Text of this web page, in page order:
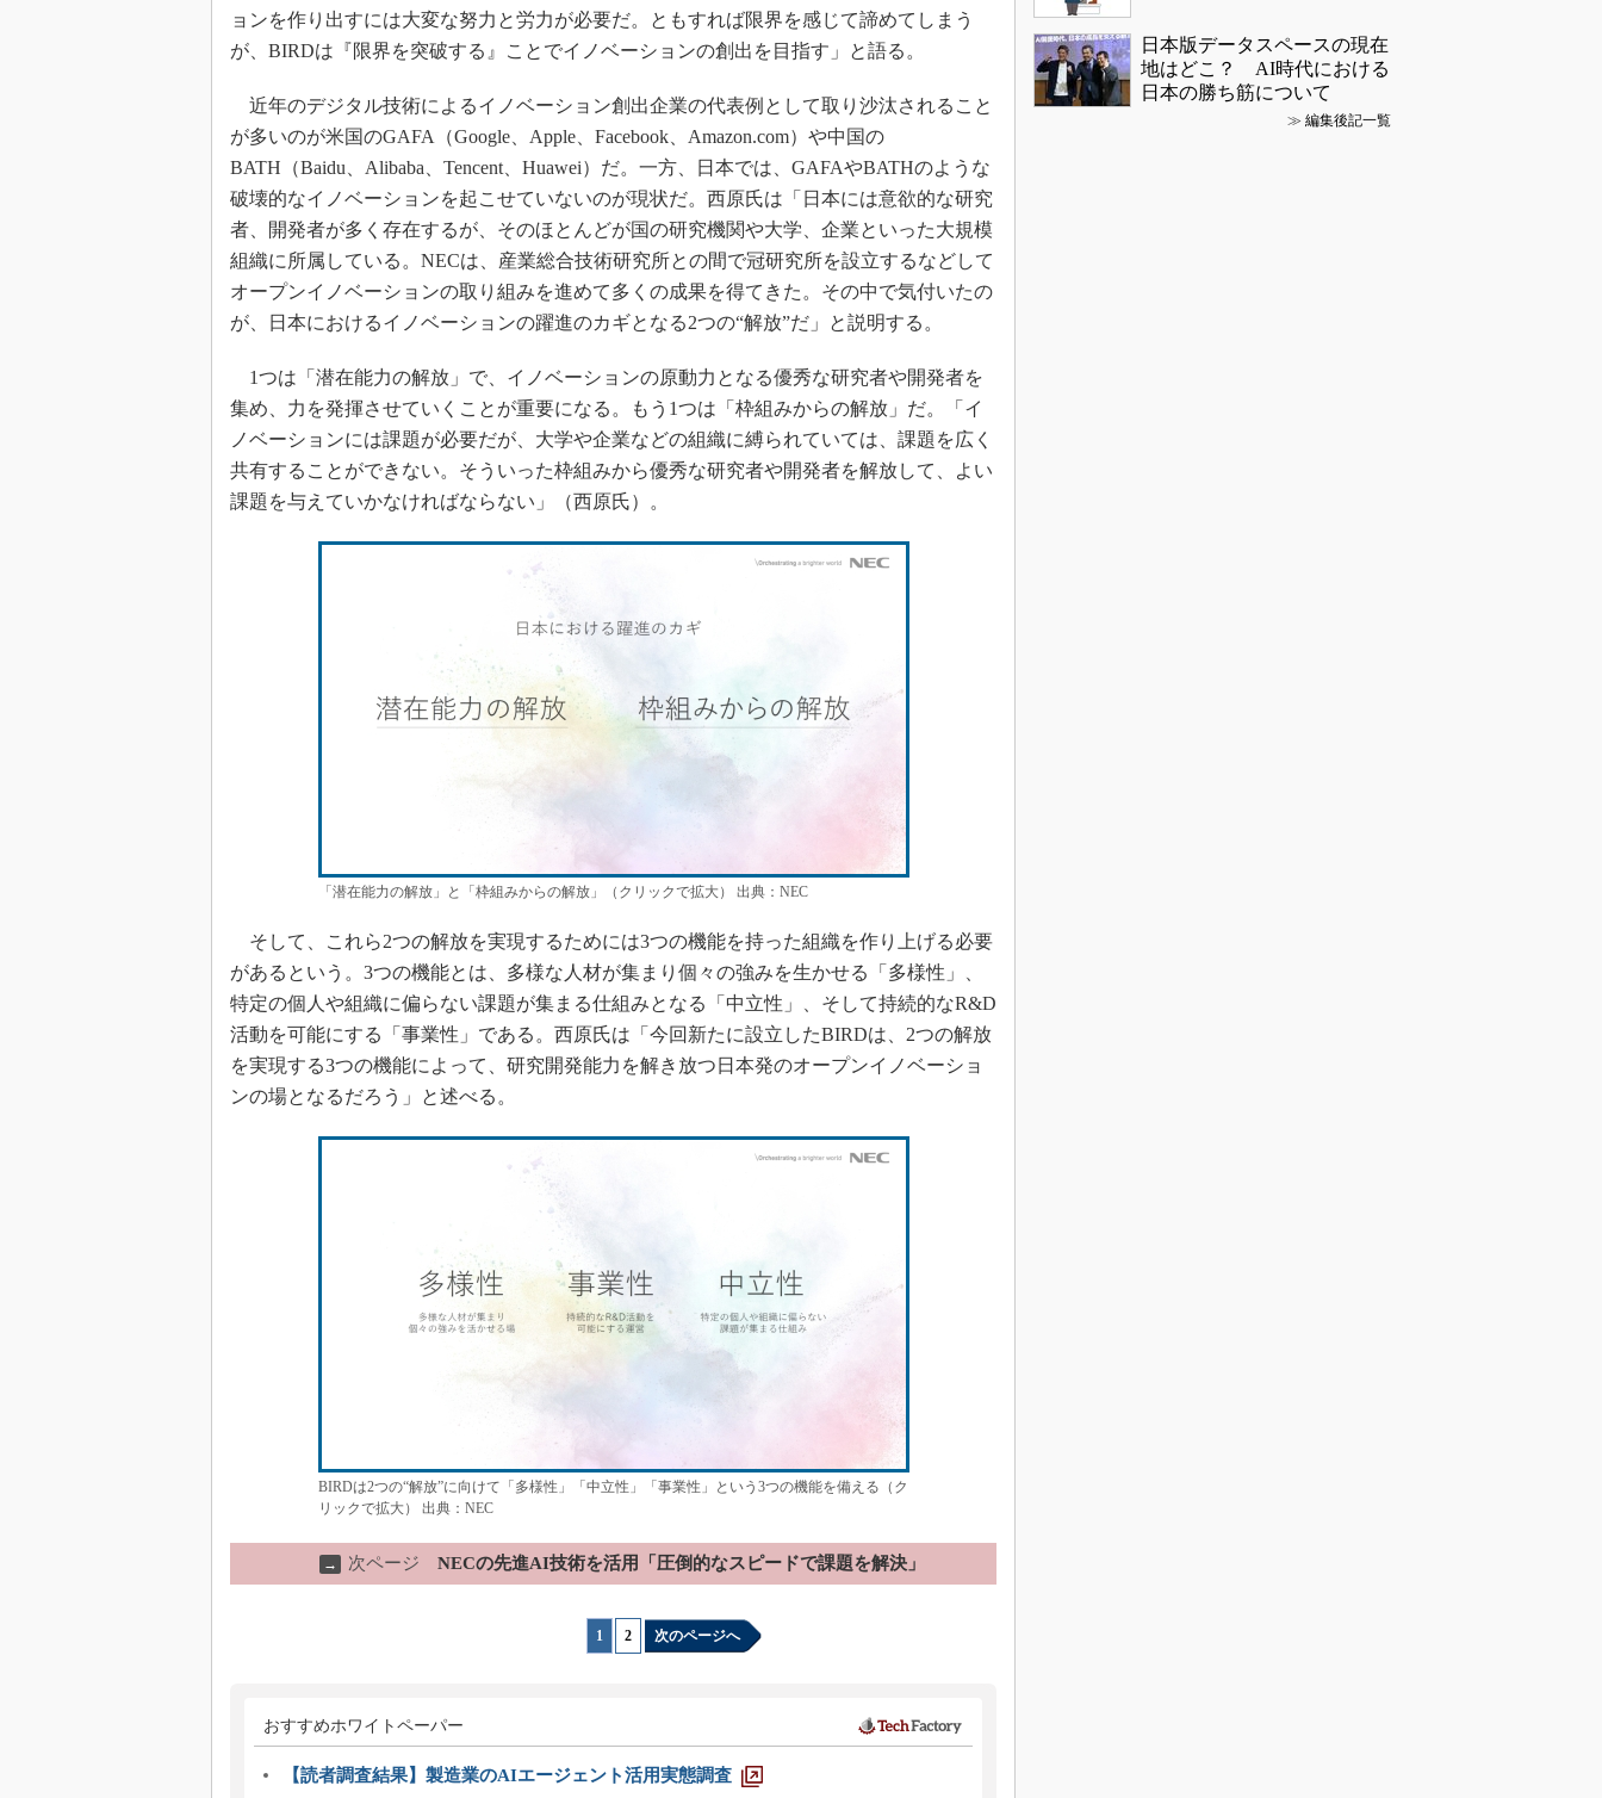
ョンを作り出すには大変な努力と労力が必要だ。ともすれば限界を感じて諦めてしまう
が、BIRDは『限界を突破する』ことでイノベーションの創出を目指す」と語る。
近年のデジタル技術によるイノベーション創出企業の代表例として取り沙汰されること
が多いのが米国のGAFA（Google、Apple、Facebook、Amazon.com）や中国の
BATH（Baidu、Alibaba、Tencent、Huawei）だ。一方、日本では、GAFAやBATHのような
破壊的なイノベーションを起こせていないのが現状だ。西原氏は「日本には意欲的な研究
者、開発者が多く存在するが、そのほとんどが国の研究機関や大学、企業といった大規模
組織に所属している。NECは、産業総合技術研究所との間で冠研究所を設立するなどして
オープンイノベーションの取り組みを進めて多くの成果を得てきた。その中で気付いたの
が、日本におけるイノベーションの躍進のカギとなる2つの“解放”だ」と説明する。
1つは「潜在能力の解放」で、イノベーションの原動力となる優秀な研究者や開発者を
集め、力を発揮させていくことが重要になる。もう1つは「枠組みからの解放」だ。「イ
ノベーションには課題が必要だが、大学や企業などの組織に縛られていては、課題を広く
共有することができない。そういった枠組みから優秀な研究者や開発者を解放して、よい
課題を与えていかなければならない」（西原氏）。
「潜在能力の解放」と「枠組みからの解放」（クリックで拡大） 出典：NEC
そして、これら2つの解放を実現するためには3つの機能を持った組織を作り上げる必要
があるという。3つの機能とは、多様な人材が集まり個々の強みを生かせる「多様性」、
特定の個人や組織に偏らない課題が集まる仕組みとなる「中立性」、そして持続的なR&D
活動を可能にする「事業性」である。西原氏は「今回新たに設立したBIRDは、2つの解放
を実現する3つの機能によって、研究開発能力を解き放つ日本発のオープンイノベーショ
ンの場となるだろう」と述べる。
BIRDは2つの“解放”に向けて「多様性」「中立性」「事業性」という3つの機能を備える（ク
リックで拡大） 出典：NEC
→ 次ページ NECの先進AI技術を活用「圧倒的なスピードで課題を解決」
1 2 次のページへ
おすすめホワイトペーパー
【読者調査結果】製造業のAIエージェント活用実態調査
日本版データスペースの現在
地はどこ？ AI時代における
日本の勝ち筋について
≫ 編集後記一覧